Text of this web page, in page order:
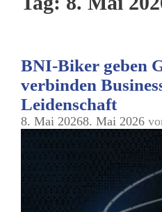
BNI-Biker geben
verbinden
Leidenschaft
8. Mai 20268. Mai 2026